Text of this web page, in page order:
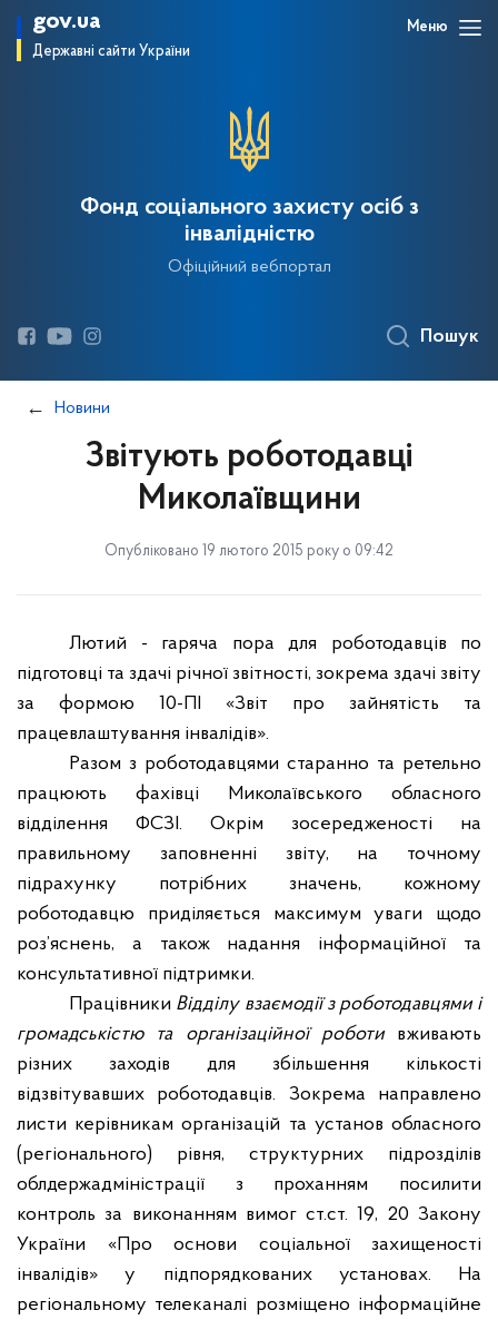
gov.ua
Державні сайти України
Меню
Фонд соціального захисту осіб з
інвалідністю
Офіційний вебпортал
Пошук
Новини
Звітують роботодавці
Миколаївщини
Опубліковано 19 лютого 2015 року о 09:42
Лютий - гаряча пора для роботодавців по
підготовці та здачі річної звітності, зокрема здачі звіту
за формою 10-ПІ «Звіт про зайнятість та
працевлаштування інвалідів».
Разом з роботодавцями старанно та ретельно
працюють фахівці Миколаївського обласного
відділення ФСЗІ. Окрім зосередженості на
правильному заповненні звіту, на точному
підрахунку потрібних значень, кожному
роботодавцю приділяється максимум уваги щодо
роз’яснень, а також надання інформаційної та
консультативної підтримки.
Працівники Відділу взаємодії з роботодавцями і
громадськістю та організаційної роботивживають
різних заходів для збільшення кількості
відзвітувавших роботодавців. Зокрема направлено
листи керівникам організацій та установ обласного
(регіонального) рівня, структурних підрозділів
облдержадміністрації з проханням посилити
контроль за виконанням вимог ст.ст. 19, 20 Закону
України «Про основи соціальної захищеності
інвалідів» у підпорядкованих установах. На
регіональному телеканалі розміщено інформаційне